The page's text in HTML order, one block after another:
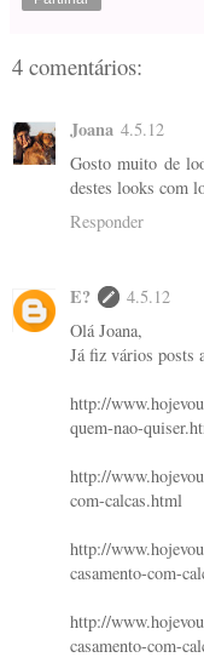
4 comentários:
Joana 4.5.12
Gosto muito de
destes looks com
Responder
E?
4.5.12
Olá Joana,
Já fiz vários posts
http://
quem-nao-
http://
com-calcas.html
http://
casamento-com-
http://
casamento-com-